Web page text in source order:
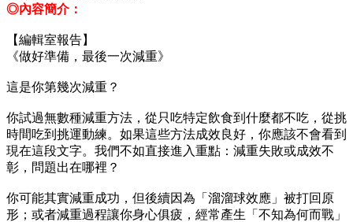
◎內容簡介：
【編輯室報告】
《做好準備，最後一次減重》
這是你第幾次減重？
你試過無數種減重方法，從只吃特定飲食到什麼都不吃，從挑
時間吃到挑運動練。如果這些方法成效良好，你應該不會看到
現在這段文字。我們不如直接進入重點：減重失敗或成效不
彰，問題出在哪裡？
你可能其實減重成功，但後續因為「溜溜球效應」被打回原
形；或者減重過程讓你身心俱疲，經常產生「不知為何而戰」